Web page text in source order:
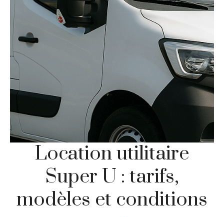
Location utilitaire
Super U : tarifs,
modèles et conditions